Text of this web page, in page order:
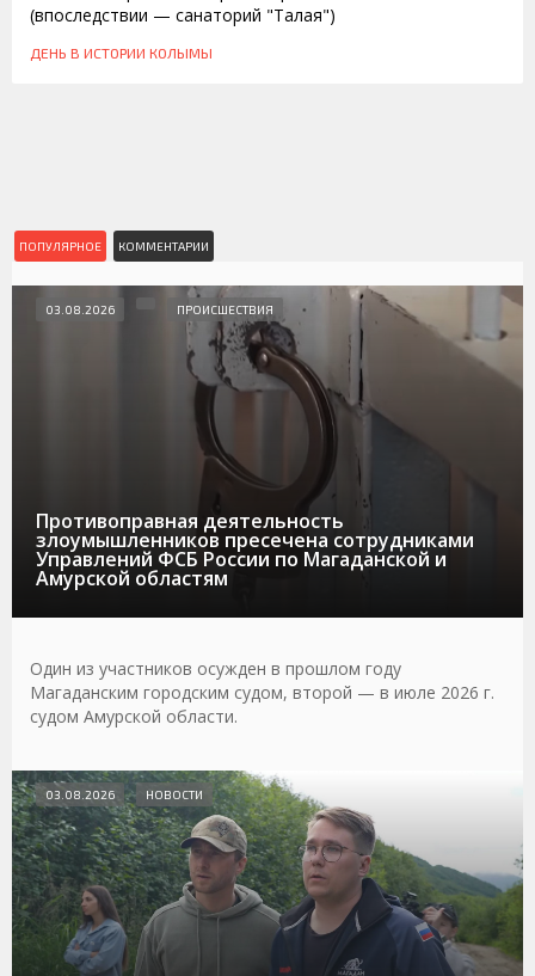
(впоследствии — санаторий "Талая")
ДЕНЬ В ИСТОРИИ КОЛЫМЫ
ПОПУЛЯРНОЕ КОММЕНТАРИИ
Противоправная деятельность
злоумышленников пресечена сотрудниками
Управлений ФСБ России по Магаданской и
Амурской областям
03.08.2026 ПРОИСШЕСТВИЯ
Один из участников осужден в прошлом году
Магаданским городским судом, второй — в июле 2026 г.
судом Амурской области.
03.08.2026 НОВОСТИ